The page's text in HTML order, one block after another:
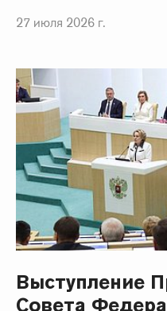
27 июля 2026 г.
Выступление
Совета